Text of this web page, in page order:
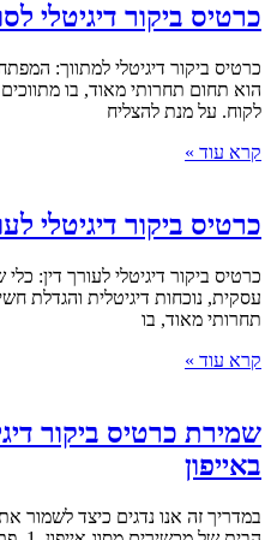
כרטיס ביקור דיגיטלי
כרטיס ביקור דיגיטלי למתווך:
הוא תחום תחרותי מאוד, בו
לקוח. על מנת להצליח
קרא עוד »
כרטיס ביקור דיגיטלי
כרטיס ביקור דיגיטלי לעורך דין:
עסקית, נוכחות דיגיטלית והגדלת
תחרותי מאוד, בו
קרא עוד »
שמירת כרטיס ביקור
באייפון
במדריך זה אנו נדגים כיצד לשמור